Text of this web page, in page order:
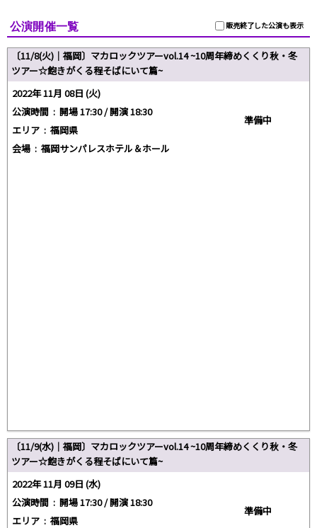
販売終了した公演も表示
公演開催一覧
〔11/8(火)｜福岡〕マカロックツアーvol.14 ~10周年締めくくり秋・冬
ツアー☆飽きがくる程そばにいて篇~
2022年 11月 08日 (火)
公演時間 : 開場 17:30 / 開演 18:30
エリア :福岡県
会場 :福岡サンパレスホテル＆ホール
準備中
〔11/9(水)｜福岡〕マカロックツアーvol.14 ~10周年締めくくり秋・冬
ツアー☆飽きがくる程そばにいて篇~
2022年 11月 09日 (水)
公演時間 : 開場 17:30 / 開演 18:30
エリア :福岡県
準備中